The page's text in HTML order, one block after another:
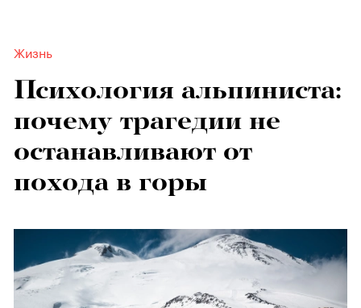
Жизнь
Психология альпиниста:
почему трагедии не
останавливают от
похода в горы